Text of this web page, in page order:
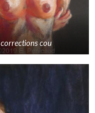
corrections cou